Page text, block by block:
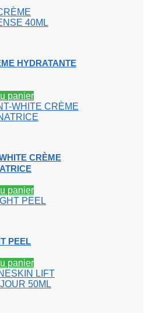
HYDRATANTE
panier
CRÈME
panier
PEEL
panier